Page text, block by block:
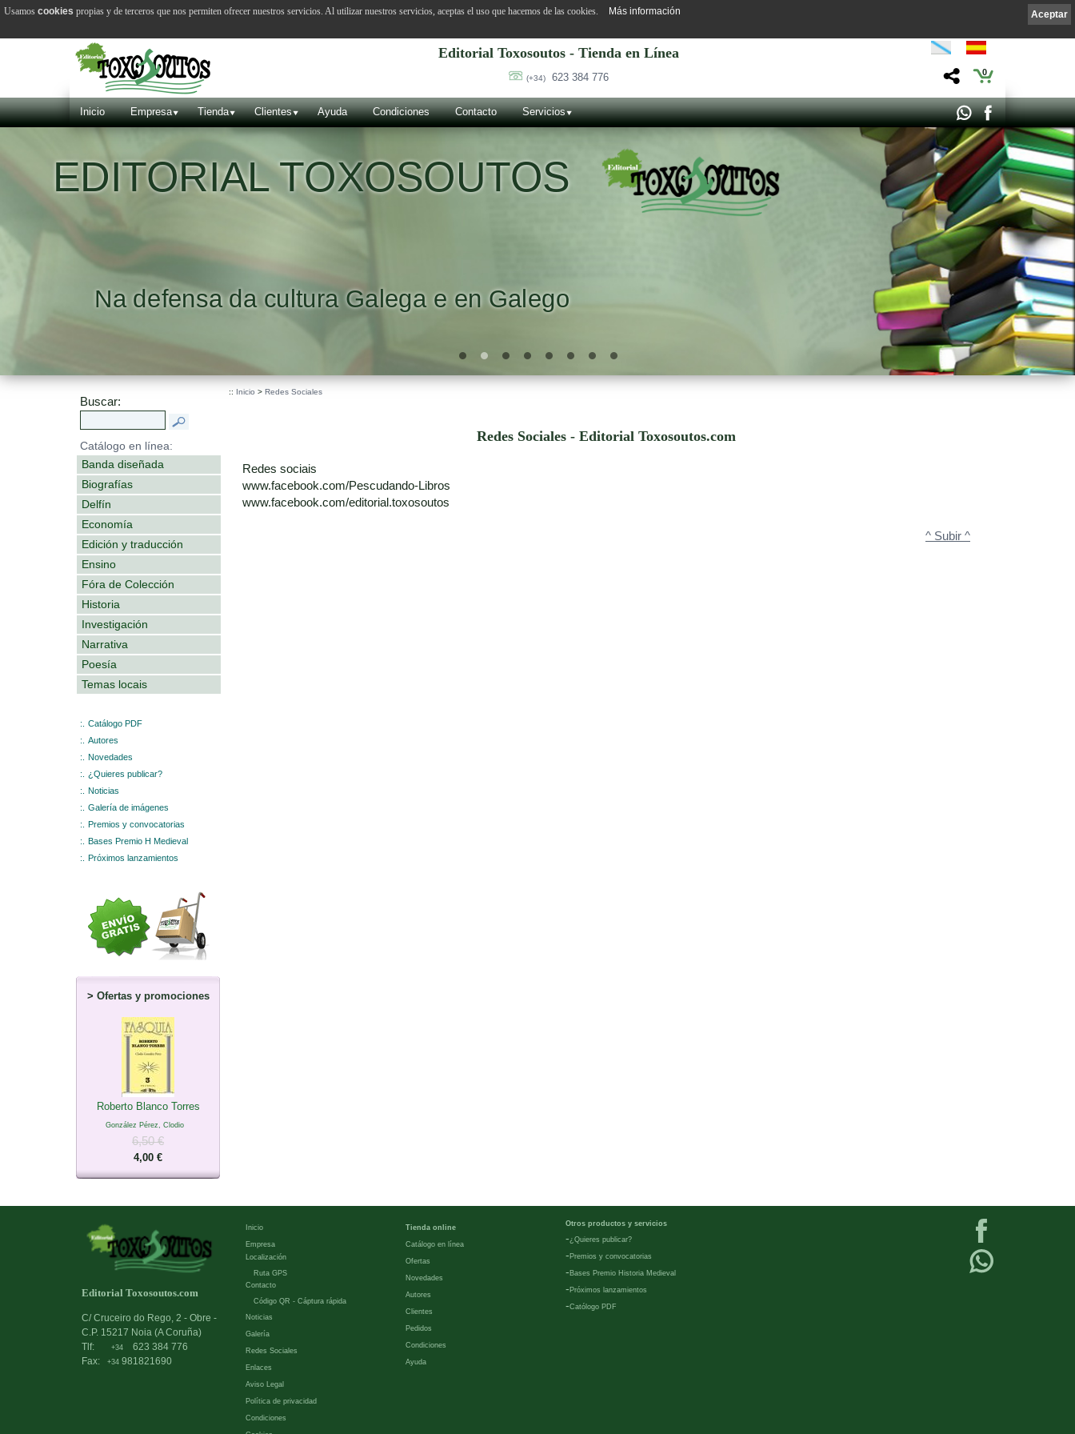
Editorial Toxosoutos - Tienda en Línea
(+34) 623 384 776 0
Inicio Empresa Tienda Clientes Ayuda Condiciones Contacto Servicios
EDITORIAL TOXOSOUTOS
Na defensa da cultura Galega e en Galego
Buscar:
Catálogo en línea:
Banda diseñada
Biografías
Delfín
Economía
Edición y traducción
Ensino
Fóra de Colección
Historia
Investigación
Narrativa
Poesía
Temas locais
:.
Catálogo PDF
:.
Autores
:.
Novedades
:.
¿Quieres publicar?
:.
Noticias
:.
Galería de imágenes
:.
Premios y convocatorias
:.
Bases Premio H Medieval
:.
Próximos lanzamientos
> Ofertas y promociones
Roberto Blanco Torres
González Pérez, Clodio
6,50 €
4,00 €
:: Inicio > Redes Sociales
Redes Sociales - Editorial Toxosoutos.com
Redes sociais
www.facebook.com/Pescudando-Libros
www.facebook.com/editorial.toxosoutos
^ Subir ^
Editorial Toxosoutos.com
C/ Cruceiro do Rego, 2 - Obre -
C.P. 15217 Noia (A Coruña)
Tlf:
+34
623 384 776
Fax:
+34 981821690
Inicio
Empresa
Localización
Ruta GPS
Contacto
Código QR - Cáptura rápida
Noticias
Galería
Redes Sociales
Enlaces
Aviso Legal
Política de privacidad
Condiciones
Tienda online
Catálogo en línea
Ofertas
Novedades
Autores
Clientes
Pedidos
Condiciones
Ayuda
Otros productos y servicios
-¿Quieres publicar?
- Premios y convocatorias
- Bases Premio Historia Medieval
- Próximos lanzamientos
-Católogo PDF
Aceptar
Usamos cookies propias y de terceros que nos permiten ofrecer nuestros servicios. Al utilizar nuestros servicios, aceptas el uso que hacemos de las cookies. Más información